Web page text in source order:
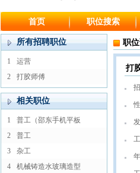
首页 职位搜索
所有招聘职位
1
运营
2
打胶师傅
相关职位
1
普工（邵东手机平板
2
普工
3
杂工
4
机械铸造水玻璃造型
职
打
招
性
发
工
年